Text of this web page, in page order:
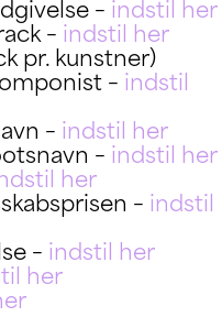
– indstil her
– indstil her
pr. kunstner)
– indstil
– indstil her
– indstil her
her
– indstil
– indstil her
her